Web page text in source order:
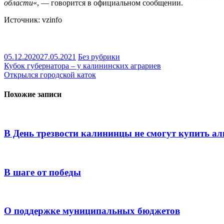
области«, — говорится в официальном сообщении.
Источник: vzinfo
05.12.202027.05.2021 Без рубрики
Навигация
по
записям
Кубок губернатора – у калининских аграриев
Открылся городской каток
Похожие записи
В День трезвости калининцы не смогут купить
В шаге от победы
О поддержке муниципальных бюджетов